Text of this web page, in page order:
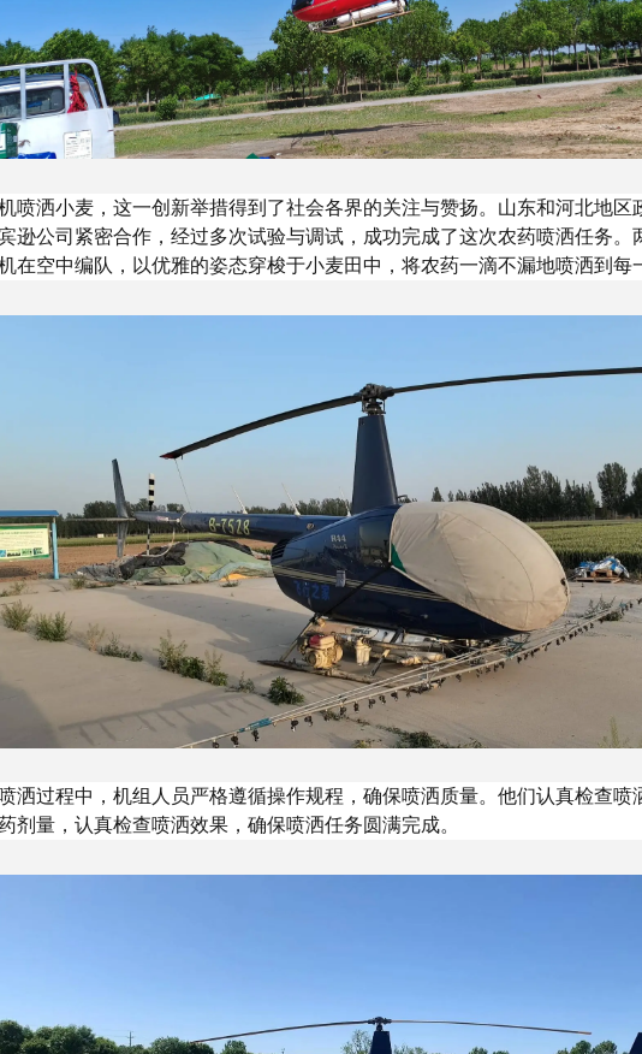
喷洒小麦，这一创新举措得到了社会各界的关注与赞扬。山东和河北地区
逊公司紧密合作，经过多次试验与调试，成功完成了这次农药喷洒任务。
在空中编队，以优雅的姿态穿梭于小麦田中，将农药一滴不漏地喷洒到每
洒过程中，机组人员严格遵循操作规程，确保喷洒质量。他们认真检查喷
剂量，认真检查喷洒效果，确保喷洒任务圆满完成。